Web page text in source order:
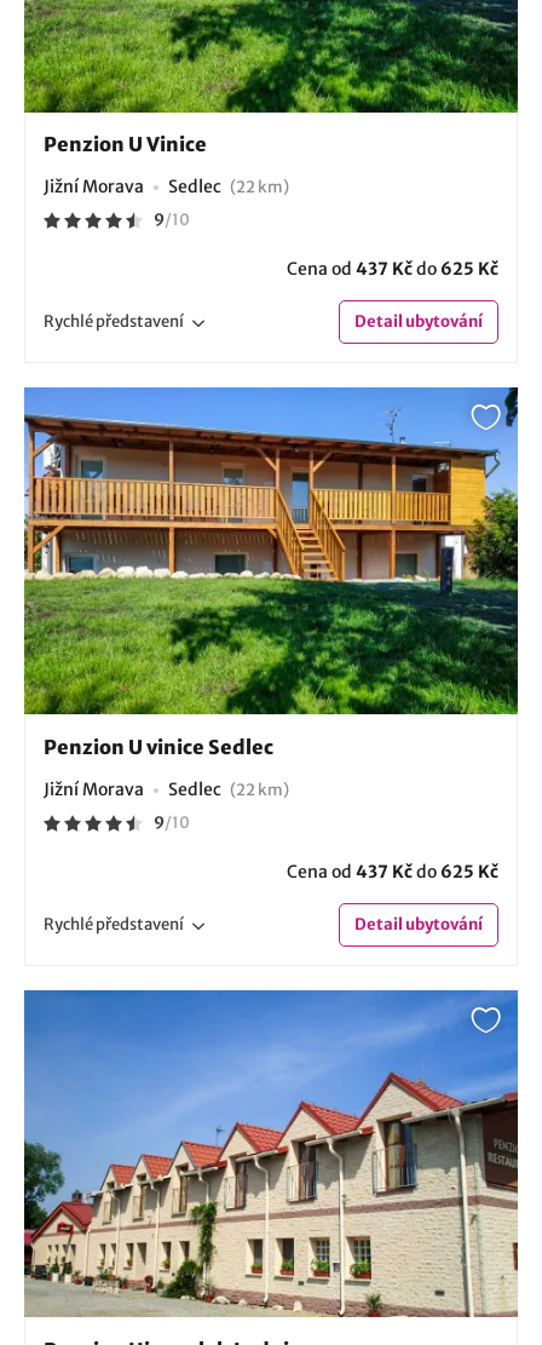
Penzion U Vinice
Jižní Morava Sedlec (22 km)
9/10
Cena od 437 Kčdo 625 Kč
Rychlépředstavení Detailubytování
Penzion U vinice Sedlec
Jižní Morava Sedlec (22 km)
9/10
Cena od 437 Kčdo 625 Kč
Rychlépředstavení Detailubytování